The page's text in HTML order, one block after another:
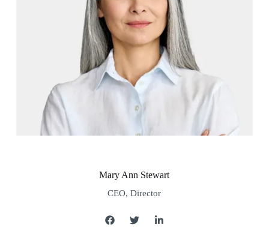
Mary Ann Stewart
CEO, Director